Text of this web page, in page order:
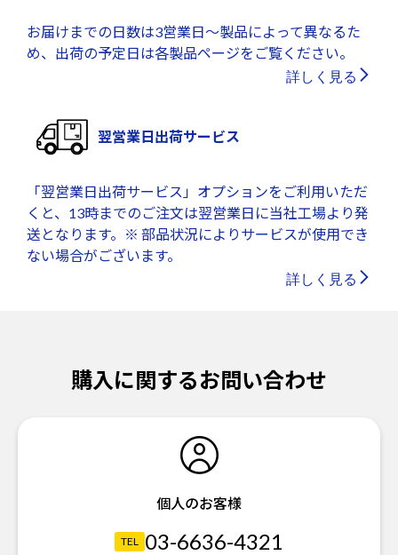
お届けまでの日数は3営業日～製品によって異なるた
め、出荷の予定日は各製品ページをご覧ください。
詳しく見る
翌営業日出荷サービス
「翌営業日出荷サービス」オプションをご利用いただ
くと、13時までのご注文は翌営業日に当社工場より発
送となります。※ 部品状況によりサービスが使用でき
ない場合がございます。
詳しく見る
購入に関するお問い合わせ
個人のお客様
TEL 03-6636-4321